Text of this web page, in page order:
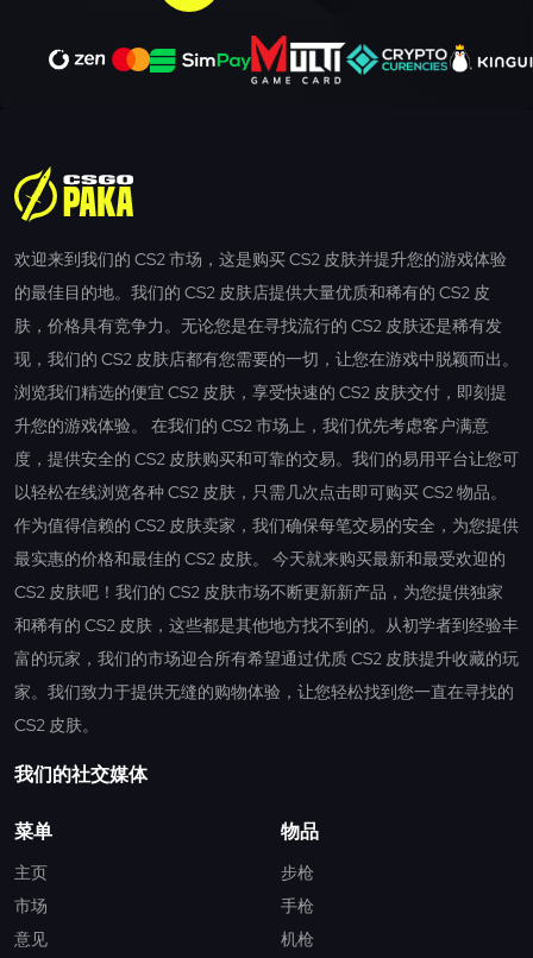
欢迎来到我们的 CS2 市场，这是购买 CS2 皮肤并提升您的游戏体验
的最佳目的地。我们的 CS2 皮肤店提供大量优质和稀有的 CS2 皮
肤，价格具有竞争力。无论您是在寻找流行的 CS2 皮肤还是稀有发
现，我们的 CS2 皮肤店都有您需要的一切，让您在游戏中脱颖而出。
浏览我们精选的便宜 CS2 皮肤，享受快速的 CS2 皮肤交付，即刻提
升您的游戏体验。 在我们的 CS2 市场上，我们优先考虑客户满意
度，提供安全的 CS2 皮肤购买和可靠的交易。我们的易用平台让您可
以轻松在线浏览各种 CS2 皮肤，只需几次点击即可购买 CS2 物品。
作为值得信赖的 CS2 皮肤卖家，我们确保每笔交易的安全，为您提供
最实惠的价格和最佳的 CS2 皮肤。 今天就来购买最新和最受欢迎的
CS2 皮肤吧！我们的 CS2 皮肤市场不断更新新产品，为您提供独家
和稀有的 CS2 皮肤，这些都是其他地方找不到的。从初学者到经验丰
富的玩家，我们的市场迎合所有希望通过优质 CS2 皮肤提升收藏的玩
家。我们致力于提供无缝的购物体验，让您轻松找到您一直在寻找的
CS2 皮肤。
我们的社交媒体
菜单
主页
市场
意见
物品
步枪
手枪
机枪